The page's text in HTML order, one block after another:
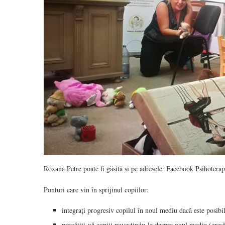
Roxana Petre poate fi găsită si pe adresele: Facebook
Ponturi care vin în sprijinul copiilor:
integrați progresiv copilul în noul mediu dacă este